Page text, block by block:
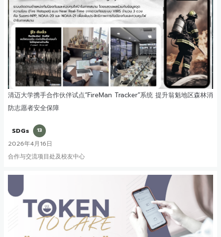
清迈大学携手合作伙伴试点“FireMan Tracker”系统 提升翁魁地区森林消
防志愿者安全保障
SDGs 13
2026年4月16日
合作与交流项目处及校友中心